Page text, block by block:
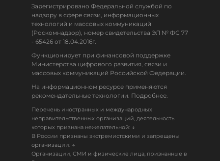
Зарегистрировано Федеральной службой по
надзору в сфере связи, информационных
технологий и массовых коммуникаций
(Роскомнадзор), номер свидетельства ЭЛ № ФС 77
- 65426 от 18.04.2016г.
Функционирует при финансовой поддержке
Министерства цифрового развития, связи и
массовых коммуникаций Российской Федерации.
На информационном ресурсе применяются
рекомендательные технологии. Подробнее.
Перечень иностранных и международных
неправительственных организаций, деятельность
которых признана нежелательной: ↓
В России признаны экстремистскими и запрещены
организации: ↓
Организации, СМИ и физические лица, признанные в